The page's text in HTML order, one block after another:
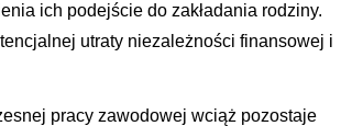
ich podejście do zakładania rodziny.
utraty niezależności finansowej i
pracy zawodowej wciąż pozostaje